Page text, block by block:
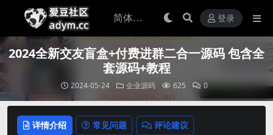
登录
2024全新交友盲盒+付费进群二合一源码 包含全
套源码+教程
2024-05-24 企业源码 625 0
详情介绍 常见问题 评论建议